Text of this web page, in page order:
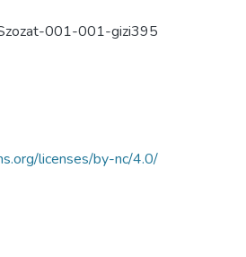
001-001-gizi395
licenses/by-nc/4.0/